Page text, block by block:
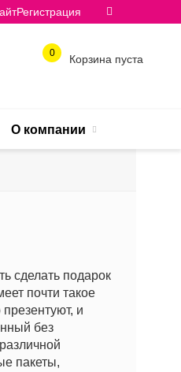
Регистрация
0 Корзина пуста
О компании
сделать подарок
почти такое
и
без
пакеты,